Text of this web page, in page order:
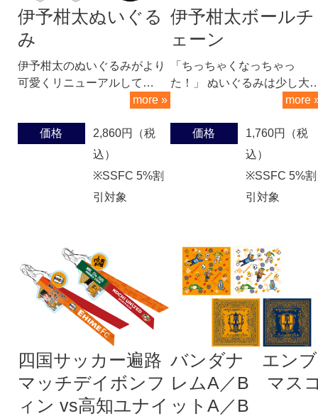
伊予柑太ぬいぐる
み
伊予柑太のぬいぐるみがより
可愛くリニューアルして…
more »
価格
2,860円（税
込）
※SSFC 5%割
引対象
伊予柑太ボールチ
ェーン
「ちっちゃくなっちゃっ
た！」 ぬいぐるみは少し大
more
価格
1,760円（税
込）
※SSFC 5%割
引対象
四国サッカー遍路
マッチデイボンフ
ィン vs高知ユナイ
バンダナ エンブ
レムA／B マス
ットA／B